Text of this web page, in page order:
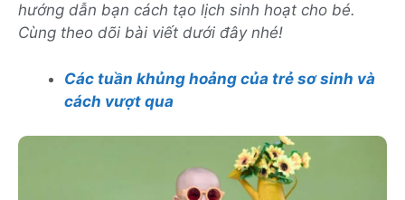
hướng dẫn bạn cách tạo lịch sinh hoạt cho bé.
Cùng theo dõi bài viết dưới đây nhé!
Các tuần khủng hoảng của trẻ sơ sinh và
cách vượt qua